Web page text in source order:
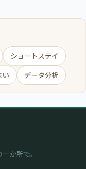
ショートステイ
い データ分析
か所で。